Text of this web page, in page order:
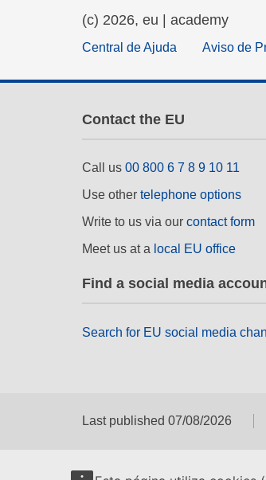
(c) 2026, eu | academy
Central de Ajuda Aviso de
Contact the EU
Call us 00 800 6 7 8 9 10 11
Use other telephone options
Write to us via our contact form
Meet us at a local EU office
Find a social media
Search for EU social media
Last published 07/08/2026